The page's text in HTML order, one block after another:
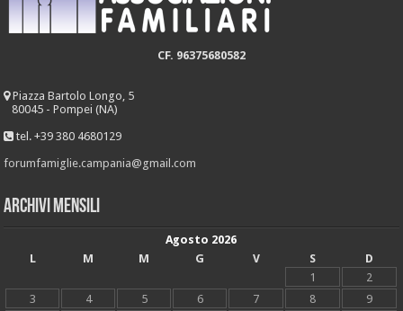
CF. 96375680582
Piazza Bartolo Longo, 5
80045 - Pompei (NA)
tel. +39 380 4680129
forumfamiglie.campania@gmail.com
Archivi mensili
Agosto 2026
L
M M G V S
D
1
2
3
4 5 6 7 8
9